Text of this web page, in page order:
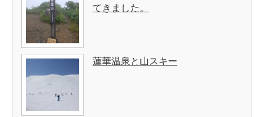
てきました。
蓮華温泉と山スキー